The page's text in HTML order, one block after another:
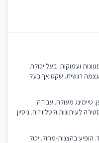
ועמוקות. בעל יכולת
רגשית. שקט אך בעל
טיימינג מעולה. עבודה
לעיתונות ולטלוויזיה. ניסיון
הופיע בהצגות-מחול. יכול